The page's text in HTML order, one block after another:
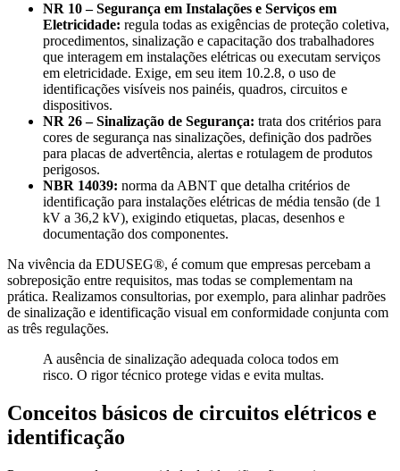
NR 10 – Segurança em Instalações e Serviços em
Eletricidade: regula todas as exigências de proteção coletiva,
procedimentos, sinalização e capacitação dos trabalhadores
que interagem em instalações elétricas ou executam serviços
em eletricidade. Exige, em seu item 10.2.8, o uso de
identificações visíveis nos painéis, quadros, circuitos e
dispositivos.
NR 26 – Sinalização de Segurança: trata dos critérios para
cores de segurança nas sinalizações, definição dos padrões
para placas de advertência, alertas e rotulagem de produtos
perigosos.
NBR 14039: norma da ABNT que detalha critérios de
identificação para instalações elétricas de média tensão (de 1
kV a 36,2 kV), exigindo etiquetas, placas, desenhos e
documentação dos componentes.
Na vivência da EDUSEG®, é comum que empresas percebam a
sobreposição entre requisitos, mas todas se complementam na
prática. Realizamos consultorias, por exemplo, para alinhar padrões
de sinalização e identificação visual em conformidade conjunta com
as três regulações.
A ausência de sinalização adequada coloca todos em
risco. O rigor técnico protege vidas e evita multas.
Conceitos básicos de circuitos elétricos e
identificação